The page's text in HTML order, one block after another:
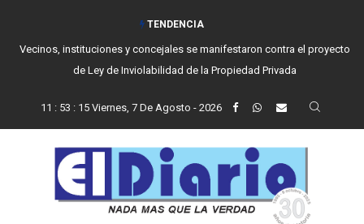
TENDENCIA
Vecinos, instituciones y concejales se manifestaron contra el proyecto
de Ley de Inviolabilidad de la Propiedad Privada
11 : 53 : 16 Viernes, 7 De Agosto - 2026